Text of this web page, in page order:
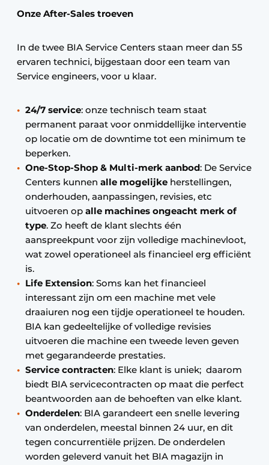
Onze After-Sales troeven
In de twee BIA Service Centers staan meer dan 55
ervaren technici, bijgestaan door een team van
Service engineers, voor u klaar.
24/7 service: onze technisch team staat
permanent paraat voor onmiddellijke interventie
op locatie om de downtime tot een minimum te
beperken.
One-Stop-Shop & Multi-merk aanbod: De Service
Centers kunnen alle mogelijke herstellingen,
onderhouden, aanpassingen, revisies, etc
uitvoeren op alle machines ongeacht merk of
type. Zo heeft de klant slechts één
aanspreekpunt voor zijn volledige machinevloot,
wat zowel operationeel als financieel erg efficiënt
is.
Life Extension: Soms kan het financieel
interessant zijn om een machine met vele
draaiuren nog een tijdje operationeel te houden.
BIA kan gedeeltelijke of volledige revisies
uitvoeren die machine een tweede leven geven
met gegarandeerde prestaties.
Service contracten: Elke klant is uniek; daarom
biedt BIA servicecontracten op maat die perfect
beantwoorden aan de behoeften van elke klant.
Onderdelen: BIA garandeert een snelle levering
van onderdelen, meestal binnen 24 uur, en dit
tegen concurrentiële prijzen. De onderdelen
worden geleverd vanuit het BIA magazijn in